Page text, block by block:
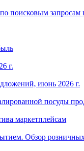
поисковым запросам
г.
июнь 2026 г.
посуды
маркетплейсам
Обзор